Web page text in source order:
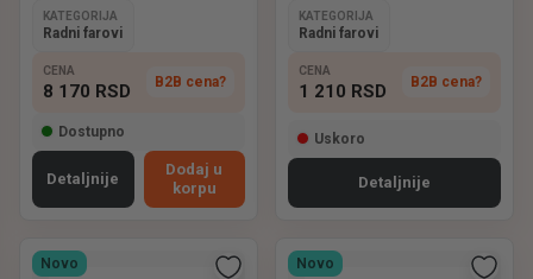
KATEGORIJA
Radni farovi
CENA
8 170 RSD B2B cena?
Dostupno
Detaljnije
Dodaj u
korpu
KATEGORIJA
Radni farovi
CENA
1 210 RSD B2B cena?
Uskoro
Detaljnije
Novo Novo